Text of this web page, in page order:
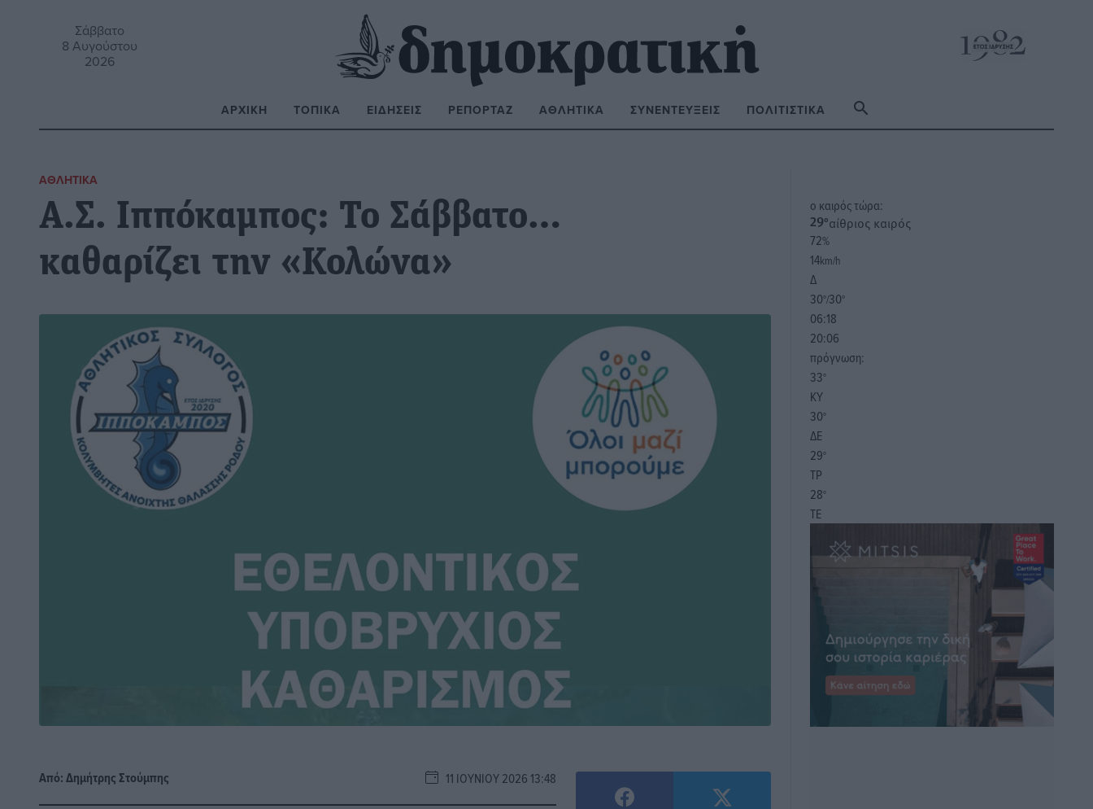
Σάββατο
8 Αυγούστου
2026
ΑΡΧΙΚΉ ΤΟΠΙΚΆ ΕΙΔΉΣΕΙΣ ΡΕΠΟΡΤΆΖ ΑΘΛΗΤΙΚΆ ΣΥΝΕΝΤΕΎΞΕΙΣ ΠΟΛΙΤΙΣΤΙΚΆ
ΑΘΛΗΤΙΚΆ
Α.Σ. Ιππόκαμπος: Το Σάββατο…
καθαρίζει την «Κολώνα»
Από:Δημήτρης Στούμπης 11 ΙΟΥΝΊΟΥ 2026 13:48
o καιρός τώρα:
29°αίθριος καιρός
72%
14km/h
Δ
30°/30°
06:18
20:06
πρόγνωση:
33°
ΚΥ
30°
ΔΕ
29°
ΤΡ
28°
ΤΕ